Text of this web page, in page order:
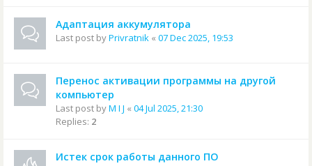
Адаптация аккумулятора
Last post byPrivratnik « 07 Dec 2025, 19:53
Перенос активации программы на другой
компьютер
Last post byM I J « 04 Jul 2025, 21:30
Replies: 2
Истек срок работы данного ПО